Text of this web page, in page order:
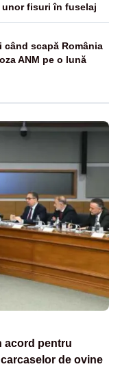
fisuri în fuselaj
scapă România
ANM pe o lună
acord pentru
de ovine